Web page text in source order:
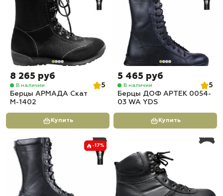
8 265 руб
В наличии
5
Берцы АРМАДА Скат
М-1402
Купить
5 465 руб
В наличии
5
Берцы ДОФ АРТЕК 0054-
03 WA YDS
Купить
-17%